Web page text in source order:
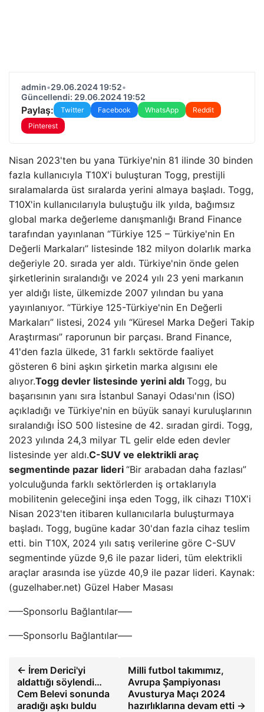
admin•29.06.2024 19:52•
Güncellendi: 29.06.2024 19:52
Paylaş: Twitter Facebook WhatsApp
Reddit
Pinterest
Nisan 2023'ten bu yana Türkiye'nin 81 ilinde 30 binden
fazla kullanıcıyla T10X'i buluşturan Togg, prestijli
sıralamalarda üst sıralarda yerini almaya başladı. Togg,
T10X'in kullanıcılarıyla buluştuğu ilk yılda, bağımsız
global marka değerleme danışmanlığı Brand Finance
tarafından yayınlanan “Türkiye 125 – Türkiye'nin En
Değerli Markaları” listesinde 182 milyon dolarlık marka
değeriyle 20. sırada yer aldı. Türkiye'nin önde gelen
şirketlerinin sıralandığı ve 2024 yılı 23 yeni markanın
yer aldığı liste, ülkemizde 2007 yılından bu yana
yayınlanıyor. “Türkiye 125-Türkiye'nin En Değerli
Markaları” listesi, 2024 yılı “Küresel Marka Değeri Takip
Araştırması” raporunun bir parçası. Brand Finance,
41'den fazla ülkede, 31 farklı sektörde faaliyet
gösteren 6 bini aşkın şirketin marka algısını ele
alıyor.Togg devler listesinde yerini aldı Togg, bu
başarısının yanı sıra İstanbul Sanayi Odası'nın (İSO)
açıkladığı ve Türkiye'nin en büyük sanayi kuruluşlarının
sıralandığı İSO 500 listesine de 42. sıradan girdi. Togg,
2023 yılında 24,3 milyar TL gelir elde eden devler
listesinde yer aldı.C-SUV ve elektrikli araç
segmentinde pazar lideri “Bir arabadan daha fazlası”
yolculuğunda farklı sektörlerden iş ortaklarıyla
mobilitenin geleceğini inşa eden Togg, ilk cihazı T10X'i
Nisan 2023'ten itibaren kullanıcılarla buluşturmaya
başladı. Togg, bugüne kadar 30'dan fazla cihaz teslim
etti. bin T10X, 2024 yılı satış verilerine göre C-SUV
segmentinde yüzde 9,6 ile pazar lideri, tüm elektrikli
araçlar arasında ise yüzde 40,9 ile pazar lideri. Kaynak:
(guzelhaber.net) Güzel Haber Masası
—–Sponsorlu Bağlantılar—–
—–Sponsorlu Bağlantılar—–
← İrem Derici'yi
aldattığı söylendi…
Cem Belevi sonunda
aradığı aşkı buldu
Milli futbol takımımız,
Avrupa Şampiyonası
Avusturya Maçı 2024
hazırlıklarına devam etti →